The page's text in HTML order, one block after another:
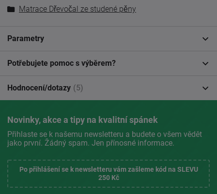
Matrace Dřevočal ze studené pěny
Parametry
Potřebujete pomoc s výběrem?
Hodnocení/dotazy (5)
Novinky, akce a tipy na kvalitní spánek
Přihlaste se k našemu newsletteru a budete o všem vědět
jako první. Žádný spam. Jen přínosné informace.
Po přihlášení se k newsletteru vám zašleme kód na SLEVU
250 Kč